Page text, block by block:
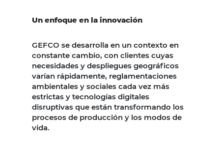
Un enfoque en la innovación
GEFCO se desarrolla en un contexto en
constante cambio, con clientes cuyas
necesidades y despliegues geográficos
varían rápidamente, reglamentaciones
ambientales y sociales cada vez más
estrictas y tecnologías digitales
disruptivas que están transformando los
procesos de producción y los modos de
vida.